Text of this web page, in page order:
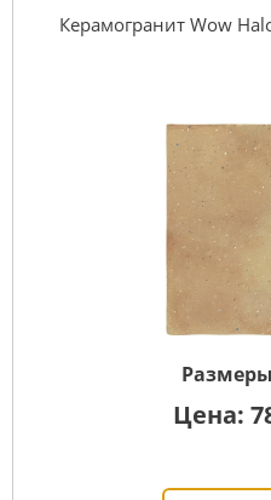
Керамогранит Wow
Цена: